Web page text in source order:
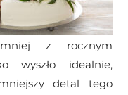
z rocznym
wyszło idealnie,
detal tego